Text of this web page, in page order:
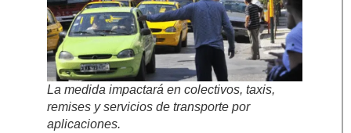
La medida impactará en colectivos, taxis,
remises y servicios de transporte por
aplicaciones.